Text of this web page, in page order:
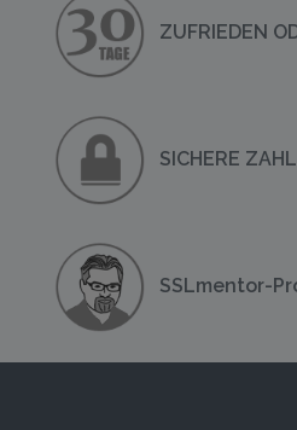
ZUFRIEDEN
SICHERE
SSLmentor-